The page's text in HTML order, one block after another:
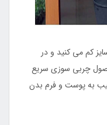
کم می کنید و در
چربی سوزی سریع
به پوست و فرم بدن